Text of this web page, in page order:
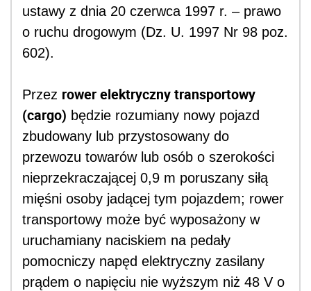
ustawy z dnia 20 czerwca 1997 r. – prawo
o ruchu drogowym (Dz. U. 1997 Nr 98 poz.
602).
Przez rower elektryczny transportowy
(cargo) będzie rozumiany nowy pojazd
zbudowany lub przystosowany do
przewozu towarów lub osób o szerokości
nieprzekraczającej 0,9 m poruszany siłą
mięśni osoby jadącej tym pojazdem; rower
transportowy może być wyposażony w
uruchamiany naciskiem na pedały
pomocniczy napęd elektryczny zasilany
prądem o napięciu nie wyższym niż 48 V o